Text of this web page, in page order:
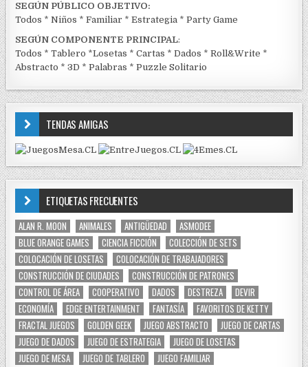
SEGÚN PÚBLICO OBJETIVO:
Todos *Niños *Familiar *Estrategia *Party Game
SEGÚN COMPONENTE PRINCIPAL:
Todos *Tablero *Losetas *Cartas *Dados *Roll&Write *
Abstracto *3D *Palabras *Puzzle Solitario
TENDAS AMIGAS
ETIQUETAS FRECUENTES
ALAN R. MOON ANIMALES ANTIGÜEDAD
ASMODEE
BLUE ORANGE GAMES
CIENCIA FICCIÓN
COLECCIÓN DE SETS
COLOCACIÓN DE LOSETAS
COLOCACIÓN DE TRABAJADORES
CONSTRUCCIÓN DE CIUDADES
CONSTRUCCIÓN DE PATRONES
CONTROL DE ÁREA
COOPERATIVO DADOS DESTREZA
DEVIR
ECONOMÍA
EDGE ENTERTAINMENT FANTASÍA
FAVORITOS DE KETTY
FRACTAL JUEGOS
GOLDEN GEEK JUEGO ABSTRACTO
JUEGO DE CARTAS
JUEGO DE DADOS
JUEGO DE ESTRATEGIA
JUEGO DE LOSETAS
JUEGO DE MESA
JUEGO DE TABLERO
JUEGO FAMILIAR